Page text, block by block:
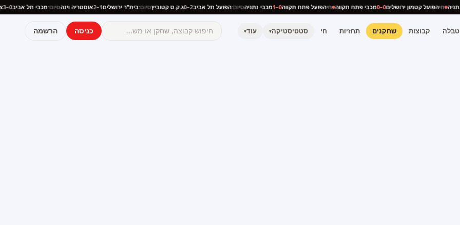
נתניה חיהפועל קטמון ירושלים0–0 מכבי פתח תקווה חיהפועל פתח תקווה0–1 מכבי נתניהסיום:הפועל תל אביב2–0 ג.ק.ס קטוביץסיום:בית"ר ירושלים1–2 אוסטריה וינהסיום:מכבי תל אביב0–3
טבלה קבוצות שחקנים תחזיות חי סטטיסטיקה▾ עוד▾ כניסה הרשמה